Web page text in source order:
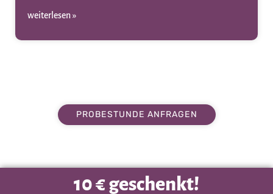
weiterlesen »
PROBESTUNDE ANFRAGEN
10 € geschenkt!